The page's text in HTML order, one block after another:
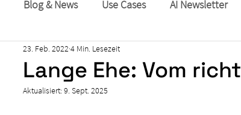
Blog & News Use Cases AI Newsletter
Lange Ehe: Vom
23. Feb. 2022 4 Min. Lesezeit
Aktualisiert: 9. Sept. 2025